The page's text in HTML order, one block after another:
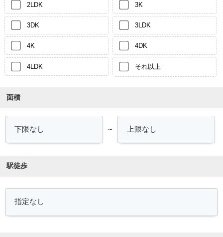
2LDK 3K
3DK 3LDK
4K 4DK
4LDK それ以上
面積
～
駅徒歩